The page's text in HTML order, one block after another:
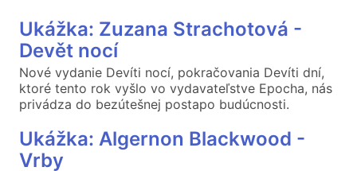
Ukážka: Zuzana Strachotová -
Devět nocí
Nové vydanie Devíti nocí, pokračovania Devíti dní,
ktoré tento rok vyšlo vo vydavateľstve Epocha, nás
privádza do bezútešnej postapo budúcnosti.
Ukážka: Algernon Blackwood -
Vrby